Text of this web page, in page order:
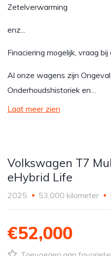
Zetelverwarming
enz...
Finaciering mogelijk, vraag
Al onze wagens zijn
Onderhoudshistoriek en…
Laat meer zien
Volkswagen T7
eHybrid Life
2025 53,000 kilometer
€52,000